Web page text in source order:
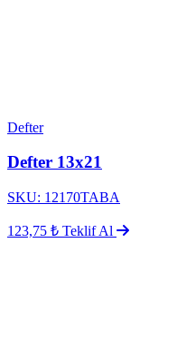
Defter
Defter 13x21
SKU: 12170TABA
123,75 ₺ Teklif Al